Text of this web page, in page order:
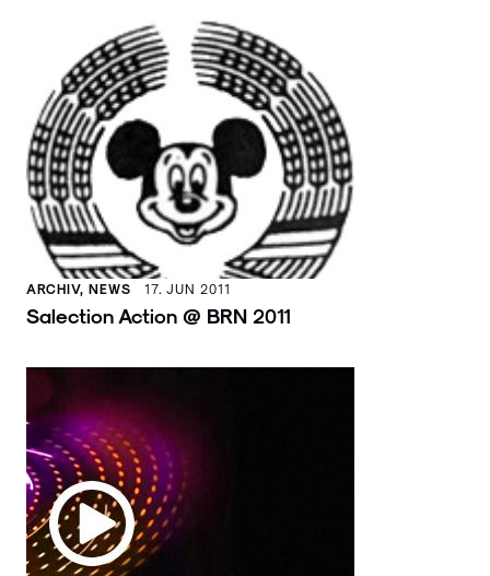
ARCHIV, NEWS 17. JUN 2011
Salection Action @ BRN 2011